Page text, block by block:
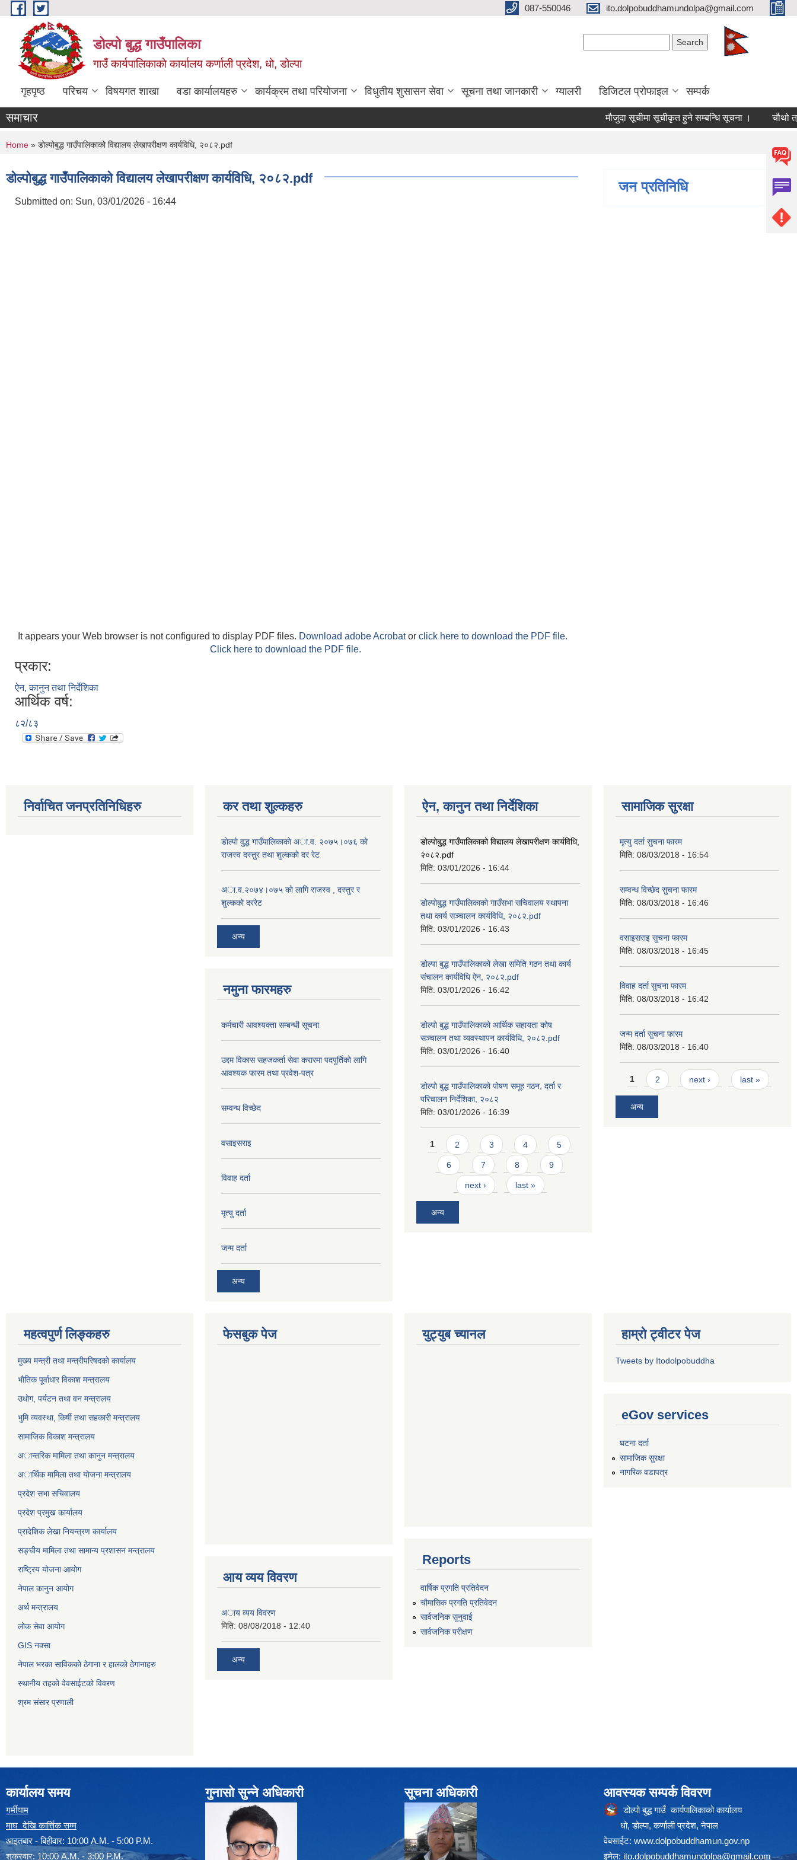
Skip to main content 087-550046 ito.dolpobuddhamundolpa@gmail.com
डोल्पो बुद्ध गाउँपालिका
गाउँ कार्यपालिकाकाे कार्यालय कर्णाली प्रदेश, धो, डोल्पा
गृहपृष्ठ परिचय विषयगत शाखा वडा कार्यालयहरु कार्यक्रम तथा परियोजना विधुतीय शुसासन सेवा सूचना तथा जानकारी ग्यालरी डिजिटल प्रोफाइल सम्पर्क
समाचार मौजुदा सूचीमा सूचीकृत हुने सम्बन्धि सूचना । चौथो
You are here
Home » डोल्पोबुद्ध गाउँपालिकाको विद्यालय लेखापरीक्षण कार्यविधि, २०८२.pdf
डोल्पोबुद्ध गाउँपालिकाको विद्यालय लेखापरीक्षण कार्यविधि, २०८२.pdf
Submitted on: Sun, 03/01/2026 - 16:44
It appears your Web browser is not configured to display PDF files. Download adobe Acrobator click here to download the PDF file.
Click here to download the PDF file.
प्रकार:
ऐन, कानुन तथा निर्देशिका
आर्थिक वर्ष:
८२/८३
जन प्रतिनिधि
निर्वाचित जनप्रतिनिधिहरु कर तथा शुल्कहरु
डाेल्पाे वुद्ध गाउँपालिकाकाे अा.व. २०७५।०७६ काे
राजस्व दस्तुर तथा शुल्ककाे दर रेट
अा.व.२०७४।०७५ काे लागि राजस्व , दस्तुर र
शुल्ककाे दररेट
अन्य
नमुना फारमहरु
कर्मचारी आवश्यक्ता सम्बन्धी सूचना
उद्दम विकास सहजकर्ता सेवा करारमा पदपुर्तिको लागि
आवश्यक फारम तथा प्रवेश-पत्र
सम्वन्ध विच्छेद
वसाइसराइ
विवाह दर्ता
मृत्यु दर्ता
जन्म दर्ता
अन्य
ऐन, कानुन तथा निर्देशिका
डोल्पोबुद्ध गाउँपालिकाको विद्यालय लेखापरीक्षण कार्यविधि,
२०८२.pdf
मिति: 03/01/2026 - 16:44
डोल्पोबुद्ध गाउँपालिकाको गाउँसभा सचिवालय स्थापना
तथा कार्य सञ्चालन कार्यविधि, २०८२.pdf
मिति: 03/01/2026 - 16:43
डोल्पा बुद्ध गाउँपालिकाको लेखा समिति गठन तथा कार्य
संचालन कार्यविधि ऐन, २०८२.pdf
मिति: 03/01/2026 - 16:42
डोल्पो बुद्ध गाउँपालिकाको आर्थिक सहायता कोष
सञ्चालन तथा व्यवस्थापन कार्यविधि, २०८२.pdf
मिति: 03/01/2026 - 16:40
डोल्पो बुद्ध गाउँपालिकाको पोषण समूह गठन, दर्ता र
परिचालन निर्देशिका, २०८२
मिति: 03/01/2026 - 16:39
Pages
1 2 3 4 5
6 7 8 9
next › last »
अन्य
सामाजिक सुरक्षा
मृत्यु दर्ता सुचना फारम
मिति: 08/03/2018 - 16:54
सम्वन्ध विच्छेद सुचना फारम
मिति: 08/03/2018 - 16:46
वसाइसराइ सुचना फारम
मिति: 08/03/2018 - 16:45
विवाह दर्ता सुचना फारम
मिति: 08/03/2018 - 16:42
जन्म दर्ता सुचना फारम
मिति: 08/03/2018 - 16:40
Pages
1 2 next › last »
अन्य
महत्वपुर्ण लिङ्कहरु
मुख्य मन्त्री तथा मन्त्रीपरिषदकाे कार्यालय
भाैतिक पूर्वाधार विकाश मन्त्रालय
उधाेग, पर्यटन तथा वन मन्त्रालय
भुमि व्यवस्था, किर्षी तथा सहकारी मन्त्रालय
सामाजिक विकाश मन्त्रालय
अान्तरिक मामिला तथा कानुन मन्त्रालय
अार्थिक मामिला तथा याेजना मन्त्रालय
प्रदेश सभा सचिवालय
प्रदेश प्रमुख कार्यालय
प्रादेशिक लेखा नियन्त्रण कार्यालय
सङ्‍घीय मामिला तथा सामान्य प्रशासन मन्त्रालय
राष्ट्रिय योजना आयोग
नेपाल कानुन आयोग
अर्थ मन्त्रालय
लोक सेवा आयोग
GIS नक्सा
नेपाल भरका साविककाे ठेगाना र हालकाे ठेगानाहरु
स्थानीय तहको वेवसाईटको विवरण
श्रम संसार प्रणाली
फेसबुक पेज
आय व्यय विवरण
अाय व्यय विवरण
मिति: 08/08/2018 - 12:40
अन्य
युट्युब च्यानल
Reports
वार्षिक प्रगति प्रतिवेदन
चौमासिक प्रगति प्रतिवेदन
सार्वजनिक सुनुवाई
सार्वजनिक परीक्षण
हाम्रो ट्वीटर पेज
Tweets by Itodolpobuddha
eGov services
घटना दर्ता
सामाजिक सुरक्षा
नागरिक वडापत्र
कार्यालय समय
गर्मीयाम
माघ देखि कार्त्तिक सम्म
आइतबार - बिहीवार: 10:00 A.M. - 5:00 P.M.
शुक्रवार: 10:00 A.M. - 3:00 P.M.
गुनासो सुन्ने अधिकारी सूचना अधिकारी आवस्यक सम्पर्क विवरण
डोल्पो बुद्ध गाउँ कार्यपालिकाको कार्यालय
धो, डोल्पा, कर्णाली प्रदेश, नेपाल
वेबसाईट: www.dolpobuddhamun.gov.np
इमेल: ito.dolpobuddhamundolpa@gmail.com